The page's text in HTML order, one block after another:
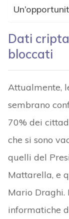
Dati
bloccati
Attualmente,
sembrano
70% dei
che si sono
quelli del
Mattarella, e
Mario
informatiche